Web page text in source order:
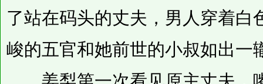
了站在码头的丈夫，男人穿着白
峻的五官和她前世的小叔如出一